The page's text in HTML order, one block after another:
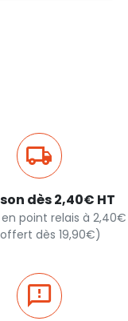
dès 2,40€ HT
en point relais à 2,40€
dès 19,90€)